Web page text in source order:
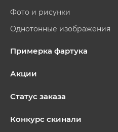
Фото и рисунки
Однотонные изображения
Примерка фартука
Акции
Статус заказа
Конкурс скинали